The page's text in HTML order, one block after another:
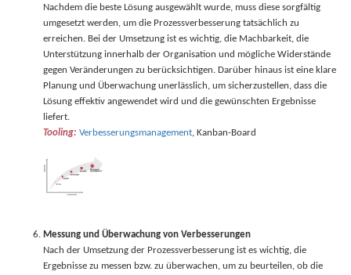
Nachdem die beste Lösung ausgewählt wurde, muss diese sorgfältig
umgesetzt werden, um die Prozessverbesserung tatsächlich zu
erreichen. Bei der Umsetzung ist es wichtig, die Machbarkeit, die
Unterstützung innerhalb der Organisation und mögliche Widerstände
gegen Veränderungen zu berücksichtigen. Darüber hinaus ist eine klare
Planung und Überwachung unerlässlich, um sicherzustellen, dass die
Lösung effektiv angewendet wird und die gewünschten Ergebnisse
liefert.
Tooling: Verbesserungsmanagement, Kanban-Board
Messung und Überwachung von Verbesserungen
Nach der Umsetzung der Prozessverbesserung ist es wichtig, die
Ergebnisse zu messen bzw. zu überwachen, um zu beurteilen, ob die